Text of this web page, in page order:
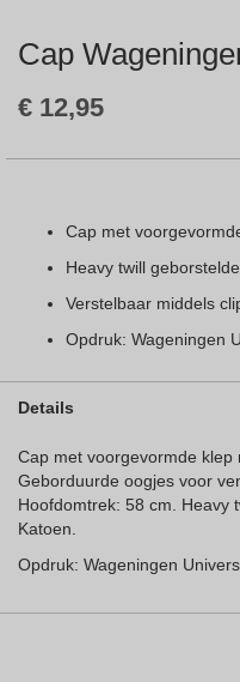
Skip
to
the
beginning
Cap
€ 12,95
Cap met
Heavy twill
Verstelbaar middels
Opdruk: Wageningen
Details
Cap met voorgevormde klep
Geborduurde oogjes voor
Hoofdomtrek: 58 cm. Heavy
Katoen.
Opdruk: Wageningen